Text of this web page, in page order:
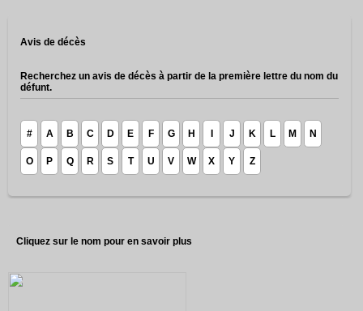
Avis de décès
Recherchez un avis de décès à partir de la première lettre du nom du
défunt.
# A B C D E F G H J K L M N
O P Q R S T U V W X Y Z
Cliquez sur le nom pour en savoir plus